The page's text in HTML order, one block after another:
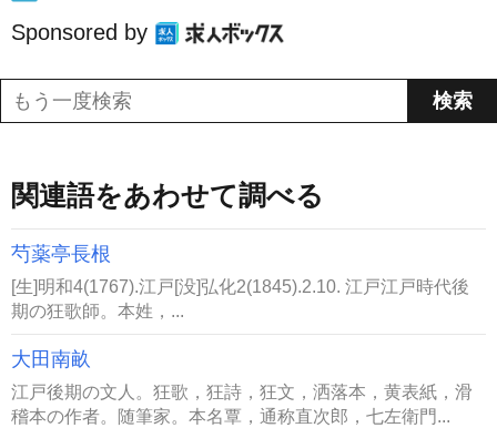
Sponsored by
関連語をあわせて調べる
芍薬亭長根
[生]明和4(1767).江戸[没]弘化2(1845).2.10. 江戸江戸時代後
期の狂歌師。本姓，...
大田南畝
江戸後期の文人。狂歌，狂詩，狂文，洒落本，黄表紙，滑
稽本の作者。随筆家。本名覃，通称直次郎，七左衛門...